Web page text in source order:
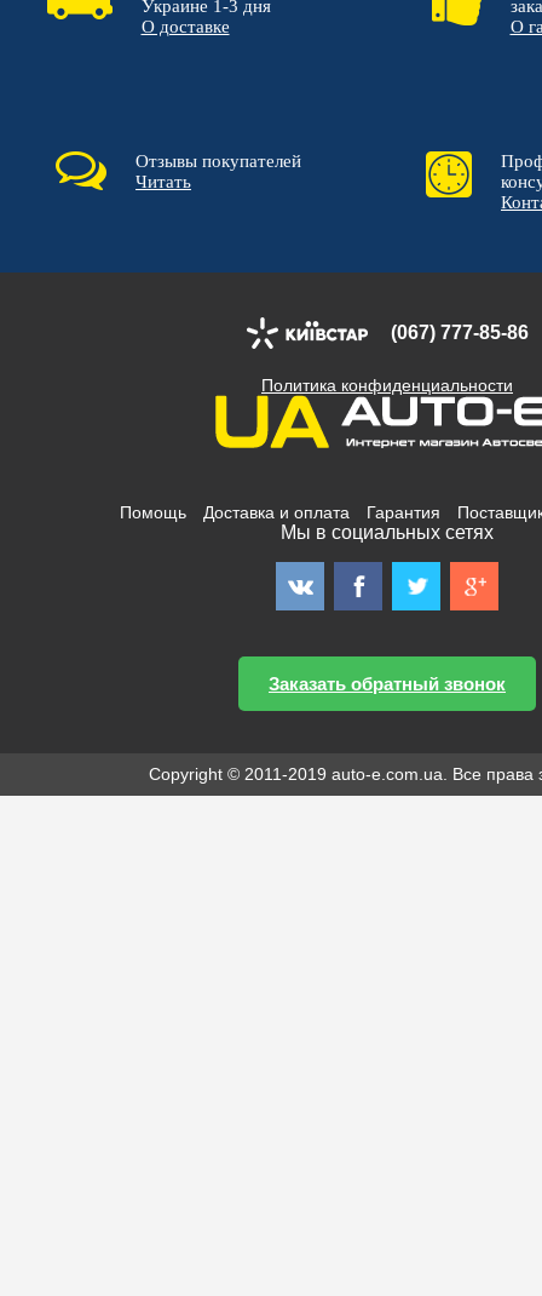
Украине 1-3 дня
О доставке
О
Отзывы покупателей
Читать
(067) 777-85-86
Политика конфиденциальности
Помощь Доставка и оплата Гарантия
Мы в социальных сетях
Заказать обратный звонок
Copyright © 2011-2019 auto-e.com.ua. Все